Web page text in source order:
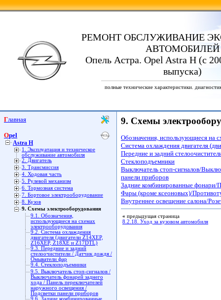
РЕМОНТ ОБСЛУЖИВАНИЕ
АВТОМОБИЛЕЙ
Опель Астра. Opel Astra H (с
выпуска)
полные технические характеристики.
Главная
Opel
Astra H
1. Эксплуатация и техническое
обслуживание автомобиля
2. Двигатель
3. Трансмиссия
4. Ходовая часть
5. Рулевой механизм
6. Тормозная система
7. Бортовое электрооборудование
8. Кузов
9. Схемы электрооборудования
9.1. Обозначения,
использующиеся на схемах
электрооборудования
9.2. Система охлаждения
двигателя (двигатели Z14XEP,
Z16XEP, Z18XE и Z17DTL)
9.3. Передние и задний
стелоочистители / Датчик дождя /
Омыватели фар
9.4. Стеклоподъемники
9.5. Выключатель стоп-сигналов /
Выключатель фонарей заднего
хода / Панель переключателей
наружного освещения /
Подсветки панели приборов
9.6. Задние комбинированные
9. Схемы
Обозначения, использующиеся на
Система охлаждения двигателя
Передние и задний
Стеклоподъемники
Выключатель стоп-сигналов/
панели приборов
Задние комбинированные фонари/
Фары (кроме ксеоновых)/
Внутреннее освещение салона/
« предыдущая страница
8.2.18. Уход за кузовом автомобиля